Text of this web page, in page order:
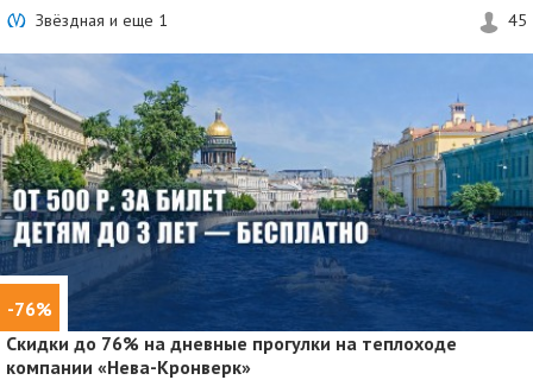
Звёздная и еще 1 45
-76%
Скидки до 76% на дневные прогулки на теплоходе
компании «Нева-Кронверк»